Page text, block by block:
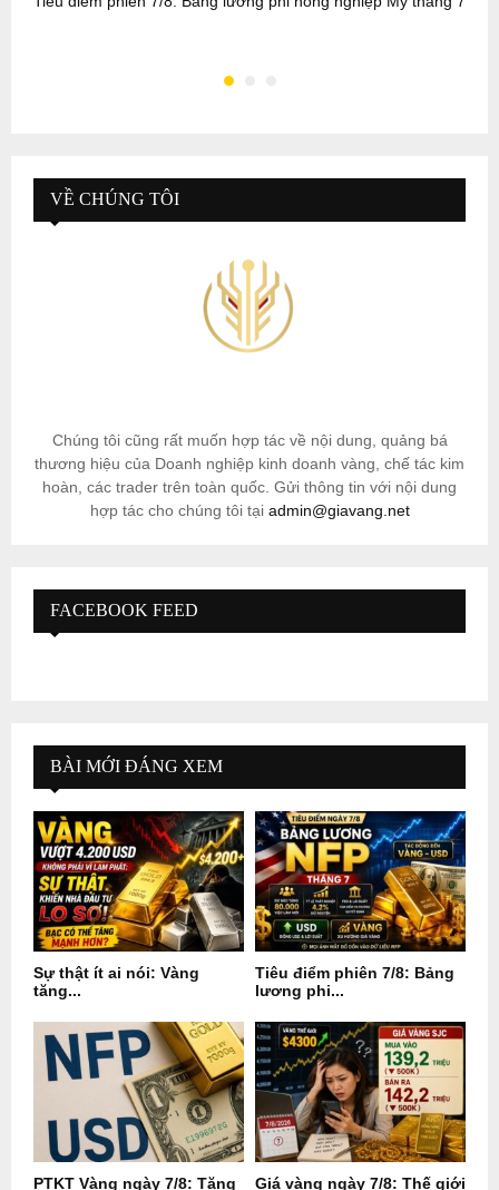
VỀ CHÚNG TÔI
Chúng tôi cũng rất muốn hợp tác về nội dung, quảng bá
thương hiệu của Doanh nghiệp kinh doanh vàng, chế tác kim
hoàn, các trader trên toàn quốc. Gửi thông tin với nội dung
hợp tác cho chúng tôi tại admin@giavang.net
FACEBOOK FEED
BÀI MỚI ĐÁNG XEM
Sự thật ít ai nói: Vàng
tăng...
Tiêu điểm phiên 7/8: Bảng
lương phi...
PTKT Vàng ngày 7/8: Tăng Giá vàng ngày 7/8: Thế giới